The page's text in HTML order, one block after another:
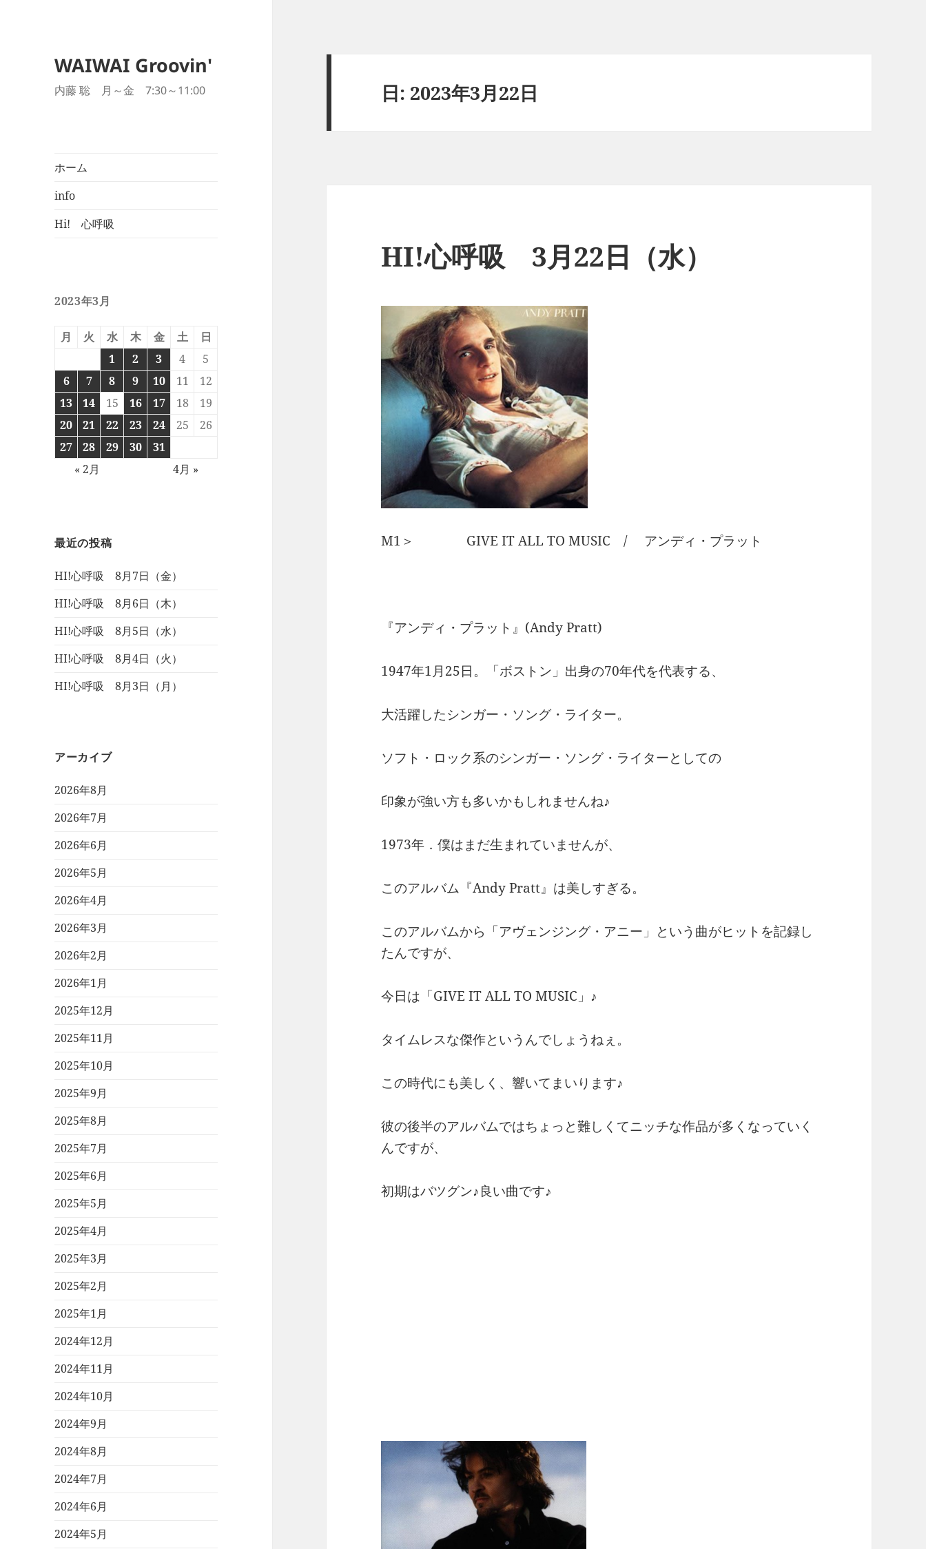
WAIWAI Groovin'
内藤 聡 月～金 7:30～11:00
ホーム
info
Hi! 心呼吸
2023年3月
月 火 水 木 金 土
日
1
2 3 4
5
6
7 8 9 10 11
12
13
14 15 16 17 18
19
20
21 22 23 24 25
26
27
28 29 30
31
« 2月
4月 »
最近の投稿
HI!心呼吸 8月7日（金）
HI!心呼吸 8月6日（木）
HI!心呼吸 8月5日（水）
HI!心呼吸 8月4日（火）
HI!心呼吸 8月3日（月）
アーカイブ
2026年8月
2026年7月
2026年6月
2026年5月
2026年4月
2026年3月
2026年2月
2026年1月
2025年12月
2025年11月
2025年10月
2025年9月
2025年8月
2025年7月
2025年6月
2025年5月
2025年4月
2025年3月
2025年2月
2025年1月
2024年12月
2024年11月
2024年10月
2024年9月
2024年8月
2024年7月
2024年6月
2024年5月
日: 2023年3月22日
HI!心呼吸 3月22日（水）
M1＞ GIVE IT ALL TO MUSIC / アンディ・プラット
『アンディ・プラット』(Andy Pratt)
1947年1月25日。「ボストン」出身の70年代を代表する、
大活躍したシンガー・ソング・ライター。
ソフト・ロック系のシンガー・ソング・ライターとしての
印象が強い方も多いかもしれませんね♪
1973年．僕はまだ生まれていませんが、
このアルバム『Andy Pratt』は美しすぎる。
このアルバムから「アヴェンジング・アニー」という曲がヒットを記録し
たんですが、
今日は「GIVE IT ALL TO MUSIC」♪
タイムレスな傑作というんでしょうねぇ。
この時代にも美しく、響いてまいります♪
彼の後半のアルバムではちょっと難しくてニッチな作品が多くなっていく
んですが、
初期はバツグン♪良い曲です♪